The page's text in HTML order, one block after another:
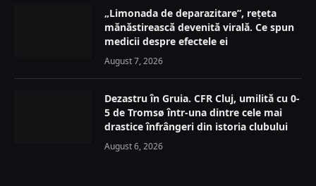
„Limonada de deparazitare”, rețeta
mănăstirească devenită virală. Ce spun
medicii despre efectele ei
August 7, 2026
Dezastru în Gruia. CFR Cluj, umilită cu 0-
5 de Tromsø într-una dintre cele mai
drastice înfrângeri din istoria clubului
August 6, 2026